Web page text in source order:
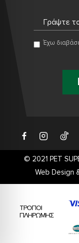
Έχω
© 2021 PET
Web Design
ΤΡΟΠΟΙ
ΠΛΗΡΩΜΗΣ